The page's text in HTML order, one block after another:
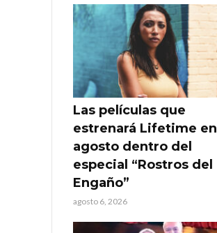
Las películas que
estrenará Lifetime en
agosto dentro del
especial “Rostros del
Engaño”
agosto 6, 2026